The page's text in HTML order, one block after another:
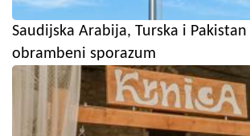
Saudijska Arabija, Turska i
obrambeni sporazum